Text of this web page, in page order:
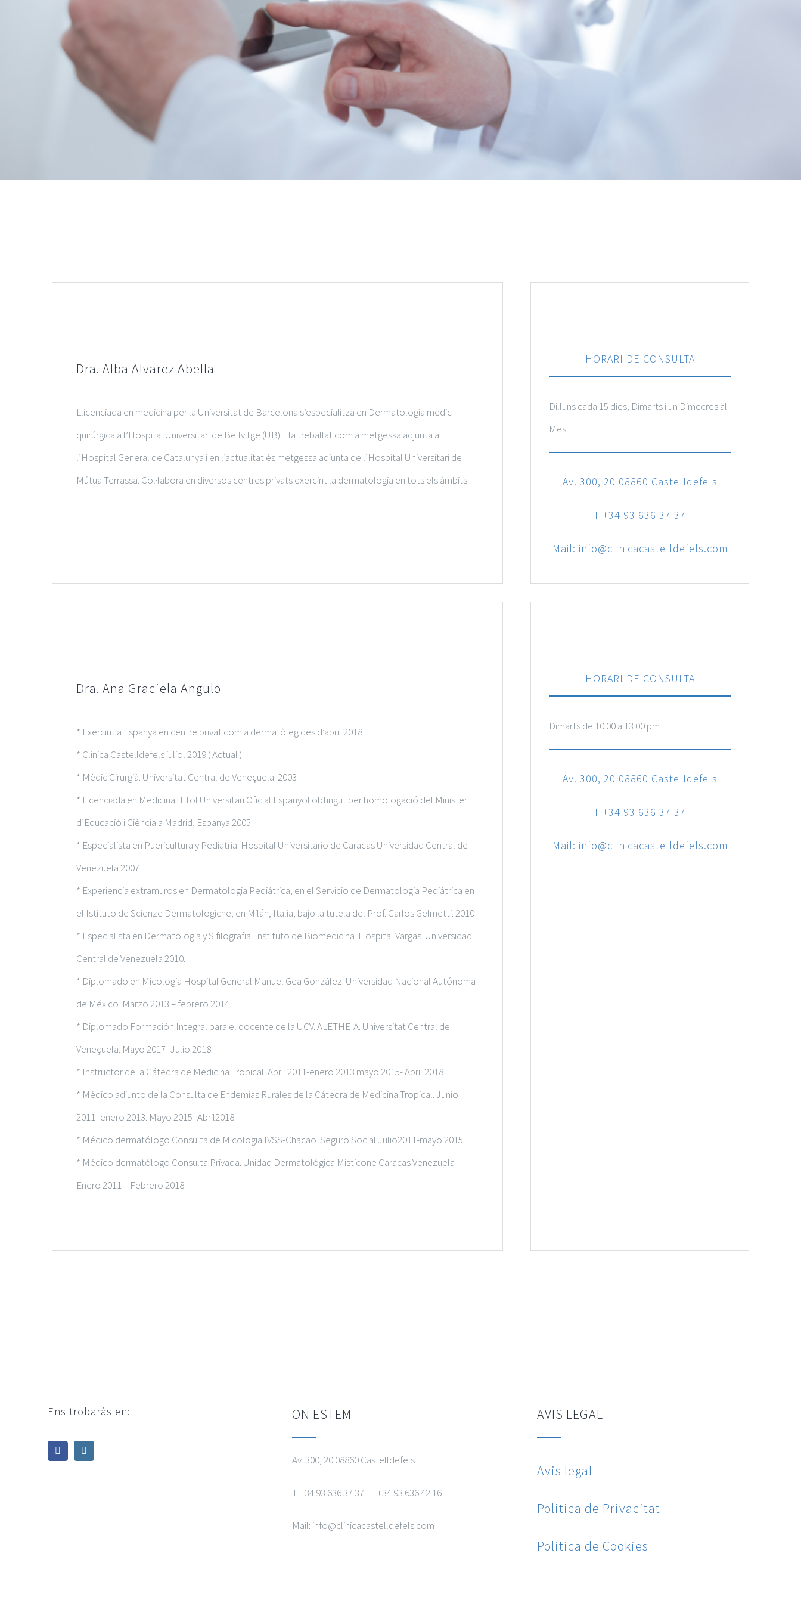
Dra. Alba Alvarez Abella
Llicenciada en medicina per la Universitat de Barcelona s’especialitza en Dermatologia mèdic-
quirúrgica a l’Hospital Universitari de Bellvitge (UB). Ha treballat com a metgessa adjunta a
l’Hospital General de Catalunya i en l’actualitat és metgessa adjunta de l’Hospital Universitari de
Mútua Terrassa. Col·labora en diversos centres privats exercint la dermatologia en tots els àmbits.
HORARI DE CONSULTA
Dilluns cada 15 dies, Dimarts i un Dimecres al
Mes.
Av. 300, 20 08860 Castelldefels
T +34 93 636 37 37
Mail: info@clinicacastelldefels.com
Dra. Ana Graciela Angulo
* Exercint a Espanya en centre privat com a dermatòleg des d’abril 2018
* Clinica Castelldefels juliol 2019 ( Actual )
* Mèdic Cirurgià. Universitat Central de Veneçuela. 2003
* Licenciada en Medicina. Titol Universitari Oficial Espanyol obtingut per homologació del Ministeri
d’Educació i Ciència a Madrid, Espanya.2005
* Especialista en Puericultura y Pediatria. Hospital Universitario de Caracas Universidad Central de
Venezuela.2007
* Experiencia extramuros en Dermatologia Pediátrica, en el Servicio de Dermatologia Pediátrica en
el Istituto de Scienze Dermatologiche, en Milán, Italia, bajo la tutela del Prof. Carlos Gelmetti. 2010
* Especialista en Dermatologia y Sifilografia. Instituto de Biomedicina. Hospital Vargas. Universidad
Central de Venezuela 2010.
* Diplomado en Micologia Hospital General Manuel Gea González. Universidad Nacional Autónoma
de México. Marzo 2013 – febrero 2014
* Diplomado Formación Integral para el docente de la UCV. ALETHEIA. Universitat Central de
Veneçuela. Mayo 2017- Julio 2018.
* Instructor de la Cátedra de Medicina Tropical. Abril 2011-enero 2013 mayo 2015- Abril 2018
* Médico adjunto de la Consulta de Endemias Rurales de la Cátedra de Medicina Tropical. Junio
2011- enero 2013. Mayo 2015- Abril2018
* Médico dermatólogo Consulta de Micologia IVSS-Chacao. Seguro Social Julio2011-mayo 2015
* Médico dermatólogo Consulta Privada. Unidad Dermatológica Misticone Caracas Venezuela
Enero 2011 – Febrero 2018
HORARI DE CONSULTA
Dimarts de 10:00 a 13:00 pm
Av. 300, 20 08860 Castelldefels
T +34 93 636 37 37
Mail: info@clinicacastelldefels.com
Ens trobaràs en: ON ESTEM
Av. 300, 20 08860 Castelldefels
T +34 93 636 37 37 · F +34 93 636 42 16
Mail: info@clinicacastelldefels.com
AVIS LEGAL
Avis legal
Politica de Privacitat
Politica de Cookies